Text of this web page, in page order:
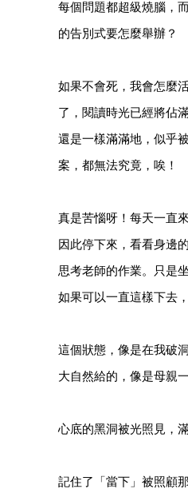
每個問題都超級燒腦，
的告別式要怎麼舉辦？
如果不會死，我會怎麼
了，閱讀時光已經將佔
還是一樣滿滿地，似乎
案，都無法究竟，唉！
真是苦惱呀！每天一直
因此停下來，看看身邊
思考老師的作業。只是
如果可以一直這樣下去
這個狀態，像是在我破
大自然給的，像是母親
心底的黑洞被光照見，滿
記住了「當下」被照顧